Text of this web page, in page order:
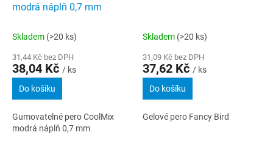
modrá náplň 0,7 mm
Skladem (>20 ks)
31,44 Kč bez DPH
38,04 Kč / ks
Do košíku
Gumovatelné pero CoolMix
modrá náplň 0,7 mm
Skladem (>20 ks)
31,09 Kč bez DPH
37,62 Kč / ks
Do košíku
Gelové pero Fancy Bird